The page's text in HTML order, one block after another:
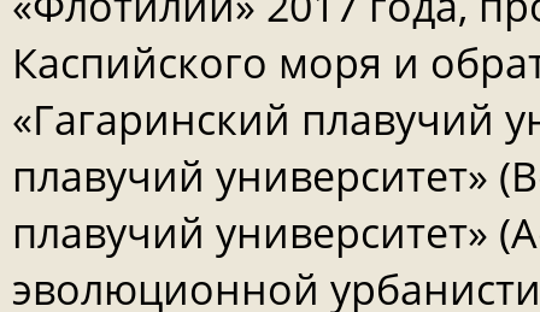
Каспийского моря и
«Гагаринский плавучий
плавучий университет»
плавучий университет»
эволюционной